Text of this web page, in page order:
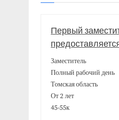
Первый
Заместитель
Полный рабочий день
Томская область
От 2 лет
45-55к